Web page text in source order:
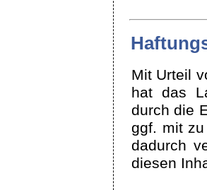
Mit Urteil
hat das
durch die
ggf. mit
dadurch
diesen